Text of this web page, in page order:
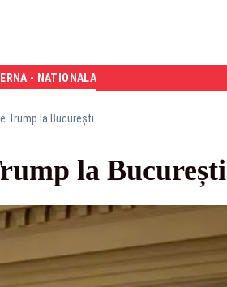
- NATIONALA
Trump la București
la București